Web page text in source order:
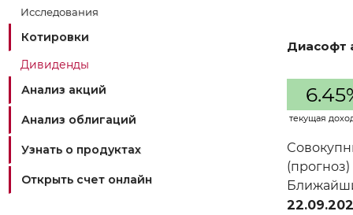
Исследования
Котировки
Дивиденды
Анализ акций
Анализ облигаций
Узнать о продуктах
Открыть счет онлайн
Диасофт
текущая
(прогноз)